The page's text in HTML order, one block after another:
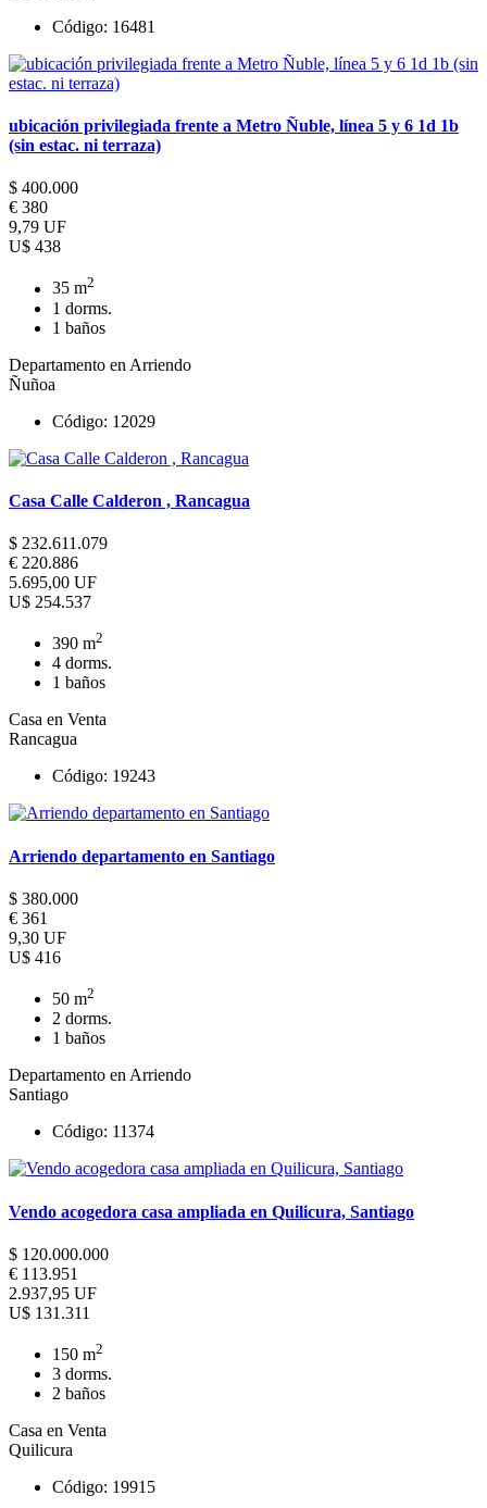
Código: 16481
ubicación privilegiada frente a Metro Ñuble, línea 5 y 6 1d 1b
(sin estac. ni terraza)
$ 400.000
€ 380
9,79 UF
U$ 438
35 m2
1 dorms.
1 baños
Departamento en Arriendo
Ñuñoa
Código: 12029
Casa Calle Calderon , Rancagua
$ 232.611.079
€ 220.886
5.695,00 UF
U$ 254.537
390 m2
4 dorms.
1 baños
Casa en Venta
Rancagua
Código: 19243
Arriendo departamento en Santiago
$ 380.000
€ 361
9,30 UF
U$ 416
50 m2
2 dorms.
1 baños
Departamento en Arriendo
Santiago
Código: 11374
Vendo acogedora casa ampliada en Quilicura, Santiago
$ 120.000.000
€ 113.951
2.937,95 UF
U$ 131.311
150 m2
3 dorms.
2 baños
Casa en Venta
Quilicura
Código: 19915